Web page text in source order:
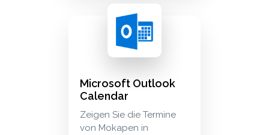
microsoft outlook calendar zeigen sie die
Microsoft Outlook
Calendar
Zeigen Sie die Termine
von Mokapen in